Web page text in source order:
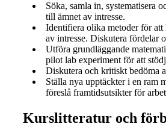
Söka, samla in, systematisera
till ämnet av intresse.
Identifiera olika metoder för att
av intresse. Diskutera fördelar
Utföra grundläggande
pilot lab experiment för att
Diskutera och kritiskt bedöma
Ställa nya upptäckter i en ram
föreslå framtidsutsikter för
Kurslitteratur och